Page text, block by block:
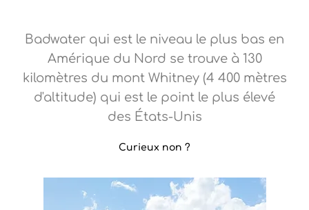
Badwater qui est le niveau le plus bas en
Amérique du Nord se trouve à 130
kilomètres du mont Whitney (4 400 mètres
d'altitude) qui est le point le plus élevé
des États-Unis
Curieux non ?